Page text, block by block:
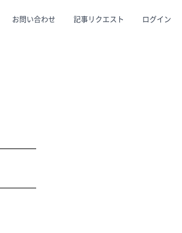
お問い合わせ 記事リクエスト ログイン